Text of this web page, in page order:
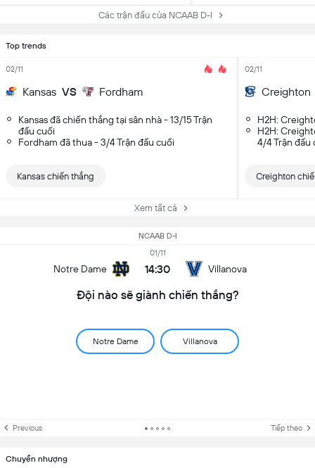
Các trận đấu của NCAAB D-I
Top trends
02/11
Kansas VS Fordham
Kansas đã chiến thắng tại sân nhà - 13/15 Trận
đấu cuối
Fordham đã thua - 3/4 Trận đấu cuối
Kansas chiến thắng
02/11
Creighton
H2H:
H2H:
4/4 Trận đấu
Creighton
Xem tất cả
NCAAB D-I
Notre Dame
01/11
14:30 Villanova
Đội nào sẽ giành chiến thắng?
Notre Dame Villanova
Previous Tiếp theo
Chuyển nhượng